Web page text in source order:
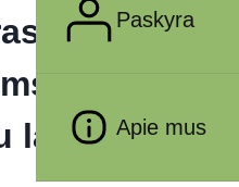
Paskyra
Apie mus
mažų
lašiša ir